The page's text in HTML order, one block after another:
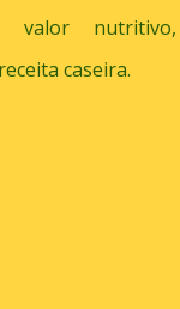
valor
caseira.